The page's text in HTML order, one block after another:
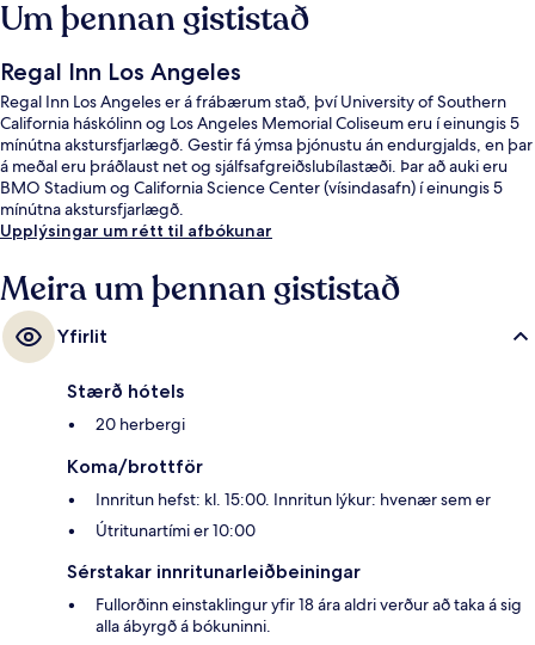
Um þennan gististað
Regal Inn Los Angeles
Regal Inn Los Angeles er á frábærum stað, því University of Southern
California háskólinn og Los Angeles Memorial Coliseum eru í einungis 5
mínútna akstursfjarlægð. Gestir fá ýmsa þjónustu án endurgjalds, en þar
á meðal eru þráðlaust net og sjálfsafgreiðslubílastæði. Þar að auki eru
BMO Stadium og California Science Center (vísindasafn) í einungis 5
mínútna akstursfjarlægð.
Upplýsingar um rétt til afbókunar
Meira um þennan gististað
Yfirlit
Stærð hótels
20 herbergi
Koma/brottför
Innritun hefst: kl. 15:00. Innritun lýkur: hvenær sem er
Útritunartími er 10:00
Sérstakar innritunarleiðbeiningar
Fullorðinn einstaklingur yfir 18 ára aldri verður að taka á sig
alla ábyrgð á bókuninni.